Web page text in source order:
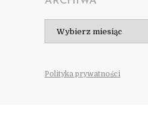
Polityka prywatności